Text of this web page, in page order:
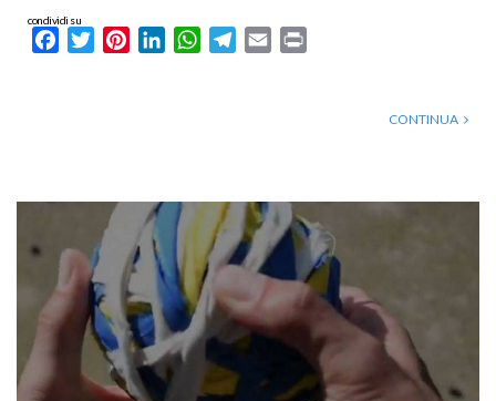
condividi su
FacebookTwitterPinterestLinkedInWhatsApp
Telegram
Email
CONTINUA